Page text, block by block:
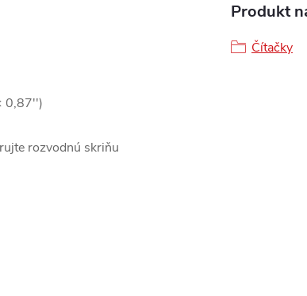
0,87'')
rozvodnú skriňu
Produkt
Čítačky